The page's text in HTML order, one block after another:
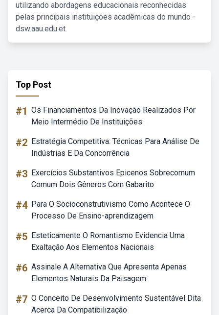
utilizando abordagens educacionais reconhecidas
pelas principais instituições acadêmicas do mundo -
dsw.aau.edu.et.
Top Post
#1 Os Financiamentos Da Inovação Realizados Por
Meio Intermédio De Instituições
#2 Estratégia Competitiva: Técnicas Para Análise De
Indústrias E Da Concorrência
#3 Exercícios Substantivos Epicenos Sobrecomum
Comum Dois Gêneros Com Gabarito
#4 Para O Socioconstrutivismo Como Acontece O
Processo De Ensino-aprendizagem
#5 Esteticamente O Romantismo Evidencia Uma
Exaltação Aos Elementos Nacionais
#6 Assinale A Alternativa Que Apresenta Apenas
Elementos Naturais Da Paisagem
#7 O Conceito De Desenvolvimento Sustentável Dita
Acerca Da Compatibilização